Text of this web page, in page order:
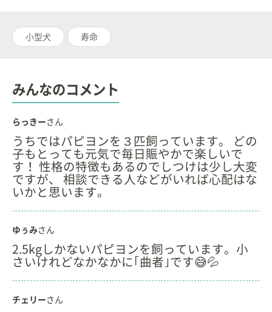
小型犬 寿命
みんなのコメント
らっきー さん
うちではパピヨンを３匹飼っています。 どの
子もとっても元気で毎日賑やかで楽しいで
す！ 性格の特徴もあるのでしつけは少し大変
ですが、 相談できる人などがいれば心配はな
いかと思います。
ゆぅみさん
2.5kgしかないパピヨンを飼っています。小
さいけれどなかなかに｢曲者｣です😅💦
チェリー さん